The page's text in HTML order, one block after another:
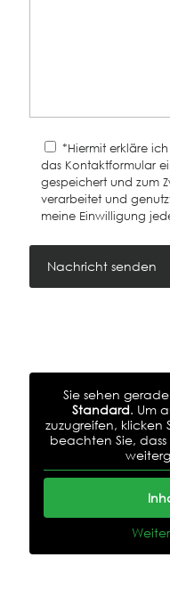
*Hiermit erkläre
das Kontaktformular
gespeichert und zum
verarbeitet und
meine Einwilligung
Sie sehen
Standard. Um
zuzugreifen,
beachten Sie,